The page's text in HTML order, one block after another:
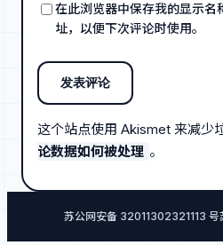
在此浏览器中保存我的显示名
址，以便下次评论时使用。
这个站点使用 Akismet 来减少
论数据如何被处理 。
苏公网安备 32011302321113 号